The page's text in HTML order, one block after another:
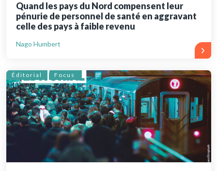
Quand les pays du Nord compensent leur
pénurie de personnel de santé en aggravant
celle des pays à faible revenu
Nago Humbert
Éditorial Focus